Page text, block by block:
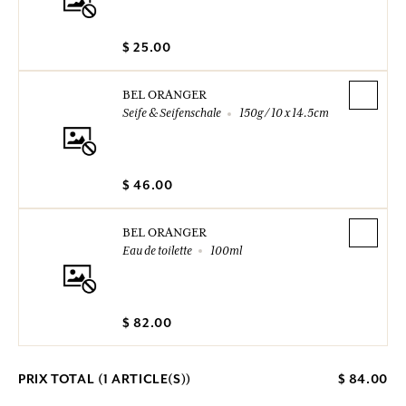
$ 25.00
BEL ORANGER
Seife & Seifenschale
150g / 10 x 14.5cm
$ 46.00
BEL ORANGER
Eau de toilette
100ml
$ 82.00
PRIX TOTAL (1 ARTICLE(S)) $ 84.00